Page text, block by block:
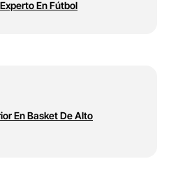
En Fútbol
En Basket De Alto